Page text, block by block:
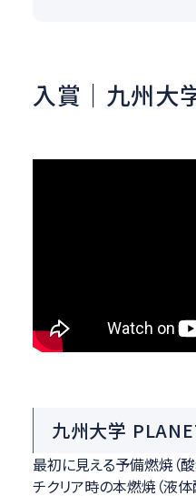
入賞｜九州大
九州大学
最初に見える予備燃焼（
チクリア時の本燃焼（液